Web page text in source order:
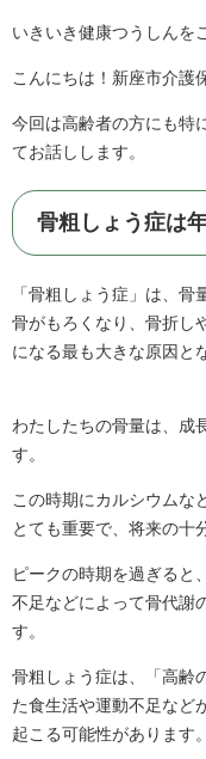
いきいき健康つうしんを
こんにちは！新座市介護
今回は高齢者の方にも特
てお話しします。
骨粗しょう症は
「骨粗しょう症」は、
骨がもろくなり、骨折し
になる最も大きな原因と
わたしたちの骨量は、成
す。
この時期にカルシウムな
とても重要で、将来の十
ピークの時期を過ぎると
不足などによって骨代謝
す。
骨粗しょう症は、「高齢
た食生活や運動不足など
起こる可能性があります。